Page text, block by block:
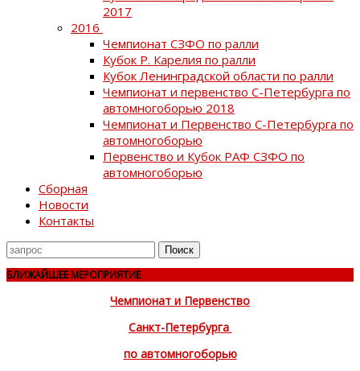
2017
2016
Чемпионат СЗФО по ралли
Кубок Р. Карелия по ралли
Кубок Ленинградской области по ралли
Чемпионат и первенство С-Петербурга по
автомногоборью 2018
Чемпионат и Первенство С-Петербурга по
автомногоборью
Первенство и Кубок РАФ СЗФО по
автомногоборью
Сборная
Новости
Контакты
Поиск
для
БЛИЖАЙШЕЕ МЕРОПРИЯТИЕ
Чемпионат и Первенство
Санкт-Петербурга
по автомногоборью